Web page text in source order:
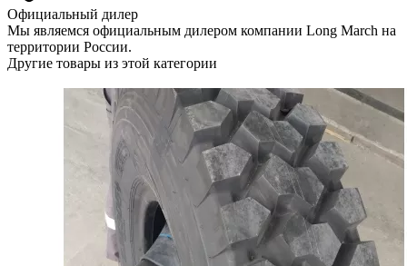
Официальный дилер
Мы являемся официальным дилером компании Long March на
территории России.
Другие товары из этой категории